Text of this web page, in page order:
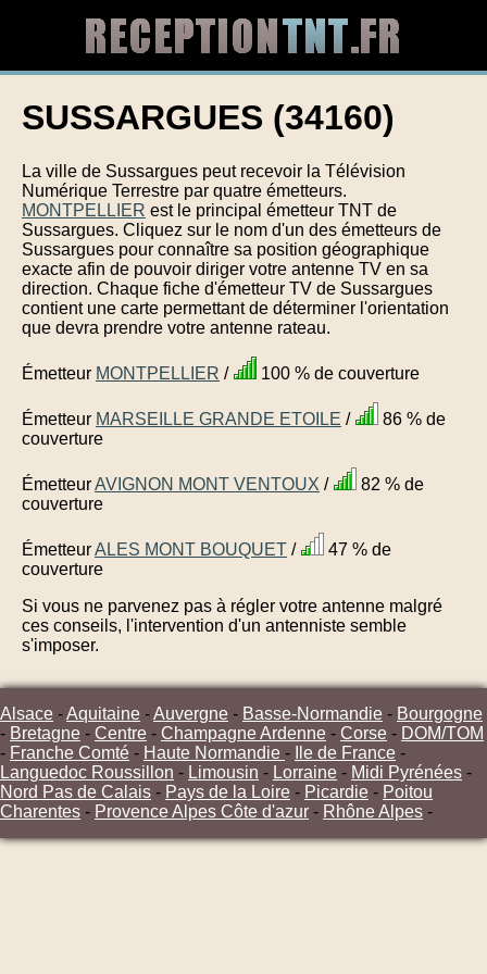
SUSSARGUES (34160)
La ville de Sussargues peut recevoir la Télévision
Numérique Terrestre par quatre émetteurs.
MONTPELLIER est le principal émetteur TNT de
Sussargues. Cliquez sur le nom d'un des émetteurs de
Sussargues pour connaître sa position géographique
exacte afin de pouvoir diriger votre antenne TV en sa
direction. Chaque fiche d'émetteur TV de Sussargues
contient une carte permettant de déterminer l'orientation
que devra prendre votre antenne rateau.
Émetteur MONTPELLIER / 100 % de couverture
Émetteur MARSEILLE GRANDE ETOILE /
86 % de
couverture
ÉmetteurAVIGNON MONT VENTOUX /
82 % de
couverture
ÉmetteurALES MONT BOUQUET /
47 % de
couverture
Si vous ne parvenez pas à régler votre antenne malgré
ces conseils, l'intervention d'un antenniste semble
s'imposer.
Alsace -Aquitaine -Auvergne - Basse-Normandie - Bourgogne
- Bretagne - Centre - Champagne Ardenne - Corse - DOM/TOM
- Franche Comté - Haute Normandie - Ile de France -
Languedoc Roussillon - Limousin - Lorraine - Midi Pyrénées -
Nord Pas de Calais - Pays de la Loire - Picardie - Poitou
Charentes - Provence Alpes Côte d'azur - Rhône Alpes -